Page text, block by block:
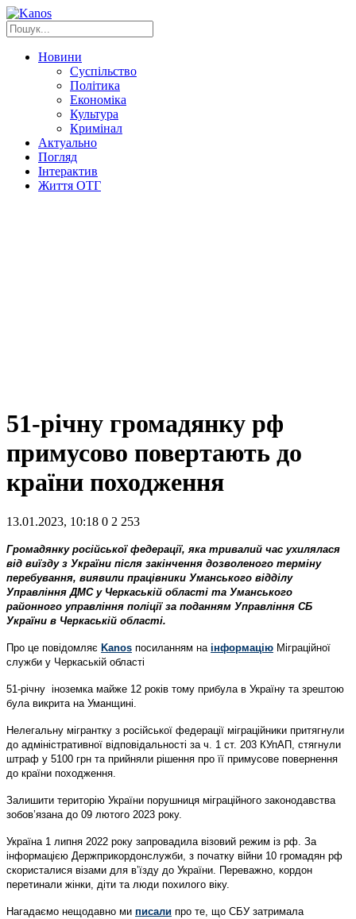
Новини
Суспільство
Політика
Економіка
Культура
Кримінал
Актуально
Погляд
Інтерактив
Життя ОТГ
51-річну громадянку рф
примусово повертають до
країни походження
13.01.2023, 10:18 0 2 253
Громадянку російської федерації, яка тривалий час ухилялася
від виїзду з України після закінчення дозволеного терміну
перебування, виявили працівники Уманського відділу
Управління ДМС у Черкаській області та Уманського
районного управління поліції за поданням Управління СБ
України в Черкаській області.
Про це повідомляє Kanos посиланням на інформацію Міграційної
служби у Черкаській області
51-річну іноземка майже 12 років тому прибула в Україну та зрештою
була викрита на Уманщині.
Нелегальну мігрантку з російської федерації міграційники притягнули
до адміністративної відповідальності за ч. 1 ст. 203 КУпАП, стягнули
штраф у 5100 грн та прийняли рішення про її примусове повернення
до країни походження.
Залишити територію України порушниця міграційного законодавства
зобов’язана до 09 лютого 2023 року.
Україна 1 липня 2022 року запровадила візовий режим із рф. За
інформацією Держприкордонслужби, з початку війни 10 громадян рф
скористалися візами для в’їзду до України. Переважно, кордон
перетинали жінки, діти та люди похилого віку.
Нагадаємо нещодавно ми писали про те, що СБУ затримала